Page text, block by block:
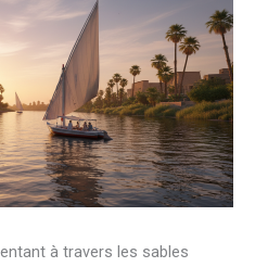
à travers les sables